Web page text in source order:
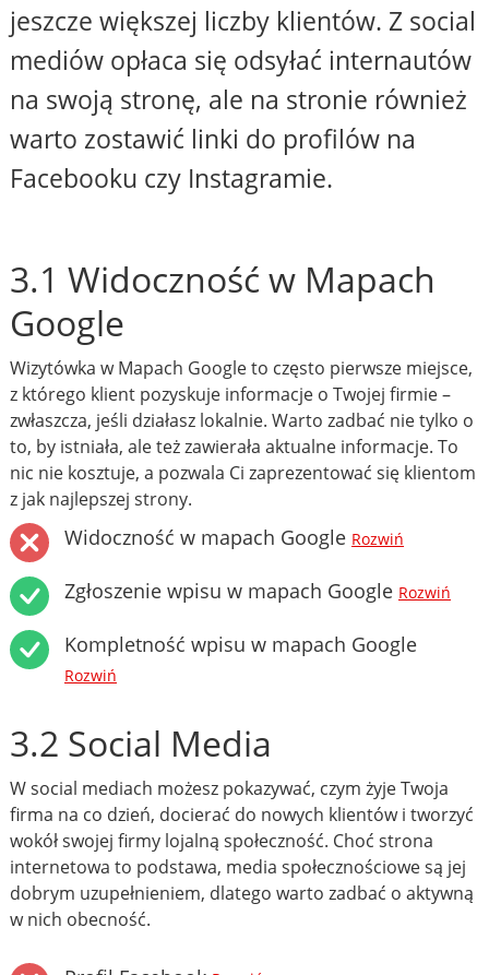
jeszcze większej liczby klientów. Z social
mediów opłaca się odsyłać internautów
na swoją stronę, ale na stronie również
warto zostawić linki do profilów na
Facebooku czy Instagramie.
3.1 Widoczność w Mapach
Google
Wizytówka w Mapach Google to często pierwsze miejsce,
z którego klient pozyskuje informacje o Twojej firmie –
zwłaszcza, jeśli działasz lokalnie. Warto zadbać nie tylko o
to, by istniała, ale też zawierała aktualne informacje. To
nic nie kosztuje, a pozwala Ci zaprezentować się klientom
z jak najlepszej strony.
Widoczność w mapach Google Rozwiń
Zgłoszenie wpisu w mapach Google Rozwiń
Kompletność wpisu w mapach Google
Rozwiń
3.2 Social Media
W social mediach możesz pokazywać, czym żyje Twoja
firma na co dzień, docierać do nowych klientów i tworzyć
wokół swojej firmy lojalną społeczność. Choć strona
internetowa to podstawa, media społecznościowe są jej
dobrym uzupełnieniem, dlatego warto zadbać o aktywną
w nich obecność.